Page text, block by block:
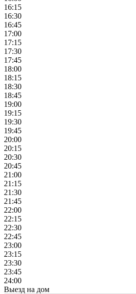
16:15
16:30
16:45
17:00
17:15
17:30
17:45
18:00
18:15
18:30
18:45
19:00
19:15
19:30
19:45
20:00
20:15
20:30
20:45
21:00
21:15
21:30
21:45
22:00
22:15
22:30
22:45
23:00
23:15
23:30
23:45
24:00
Выезд на дом